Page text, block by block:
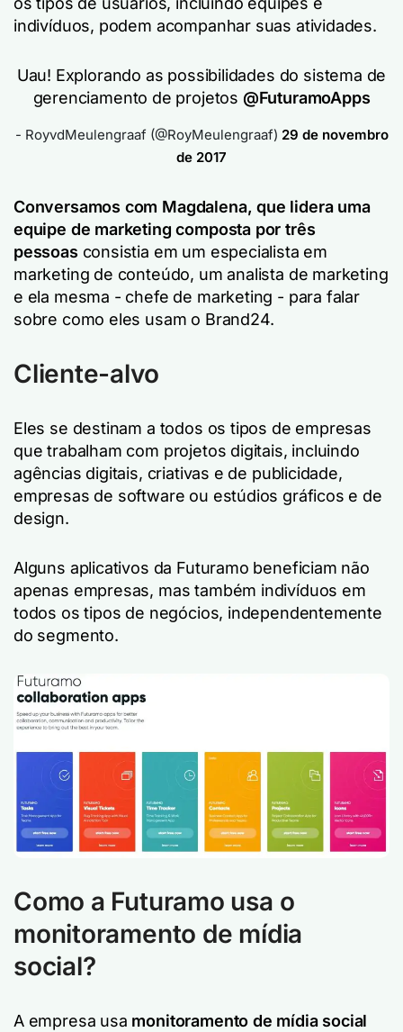
indivíduos, podem acompanhar suas atividades.
Uau! Explorando as possibilidades do sistema de
gerenciamento de projetos @FuturamoApps
- RoyvdMeulengraaf (@RoyMeulengraaf) 29 de novembro
de 2017
Conversamos com Magdalena, que lidera uma
equipe de marketing composta por três
pessoas consistia em um especialista em
marketing de conteúdo, um analista de marketing
e ela mesma - chefe de marketing - para falar
sobre como eles usam o Brand24.
Cliente-alvo
Eles se destinam a todos os tipos de empresas
que trabalham com projetos digitais, incluindo
agências digitais, criativas e de publicidade,
empresas de software ou estúdios gráficos e de
design.
Alguns aplicativos da Futuramo beneficiam não
apenas empresas, mas também indivíduos em
todos os tipos de negócios, independentemente
do segmento.
Como a Futuramo usa o
monitoramento de mídia
social?
A empresa usa monitoramento de mídia social